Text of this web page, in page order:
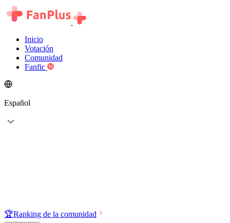
Inicio
Votación
Comunidad
Fanfic
Español
🏆Ranking de la comunidad